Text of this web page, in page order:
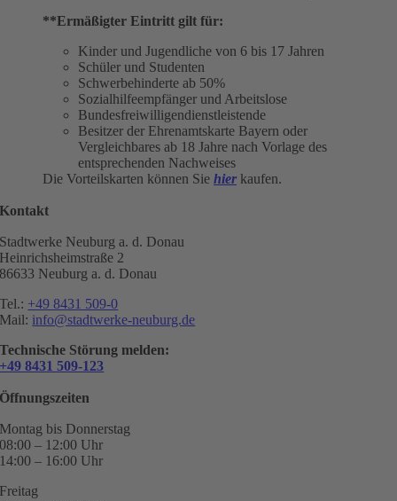
**Ermäßigter Eintritt gilt für:
Kinder und Jugendliche von 6 bis 17 Jahren
Schüler und Studenten
Schwerbehinderte ab 50%
Sozialhilfeempfänger und Arbeitslose
Bundesfreiwilligendienstleistende
Besitzer der Ehrenamtskarte Bayern oder
Vergleichbares ab 18 Jahre nach Vorlage des
entsprechenden Nachweises
Die Vorteilskarten können Sie hier kaufen.
Kontakt
Stadtwerke Neuburg a. d. Donau
Heinrichsheimstraße 2
86633 Neuburg a. d. Donau
Tel.: +49 8431 509-0
Mail: info@stadtwerke-neuburg.de
Technische Störung melden:
+49 8431 509-123
Öffnungszeiten
Montag bis Donnerstag
08:00 – 12:00 Uhr
14:00 – 16:00 Uhr
Freitag